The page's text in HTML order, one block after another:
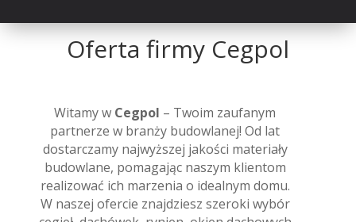
Oferta firmy Cegpol
Witamy w Cegpol – Twoim zaufanym
partnerze w branży budowlanej! Od lat
dostarczamy najwyższej jakości materiały
budowlane, pomagając naszym klientom
realizować ich marzenia o idealnym domu.
W naszej ofercie znajdziesz szeroki wybór